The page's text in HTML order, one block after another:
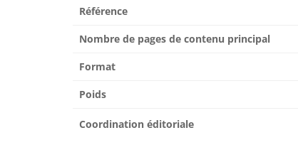
Référence
Nombre de pages de contenu principal
Format
Poids
Coordination éditoriale